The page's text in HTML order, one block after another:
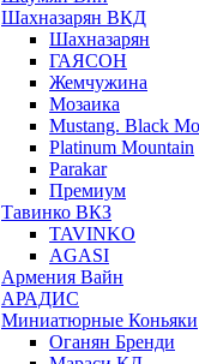
Шахназарян ВКД
Шахназарян
ГАЯСОН
Жемчужина
Мозаика
Mustang. Black
Platinum Mountain
Parakar
Премиум
Тавинко ВКЗ
TAVINKO
AGASI
Армения Вайн
АРАДИС
Миниатюрные Коньяки
Оганян Бренди